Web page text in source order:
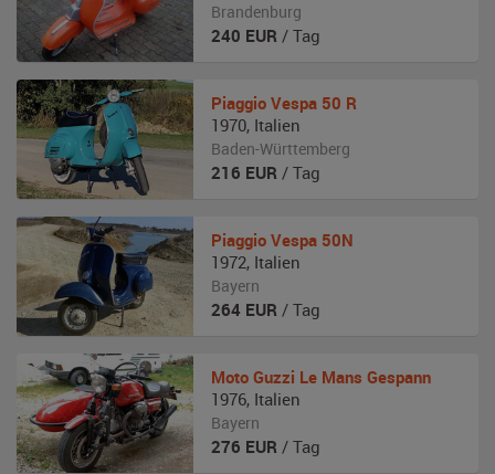
Brandenburg
240 EUR / Tag
Piaggio Vespa 50 R
1970, Italien
Baden-Württemberg
216 EUR / Tag
Piaggio Vespa 50N
1972, Italien
Bayern
264 EUR / Tag
Moto Guzzi Le Mans Gespann
1976, Italien
Bayern
276 EUR / Tag